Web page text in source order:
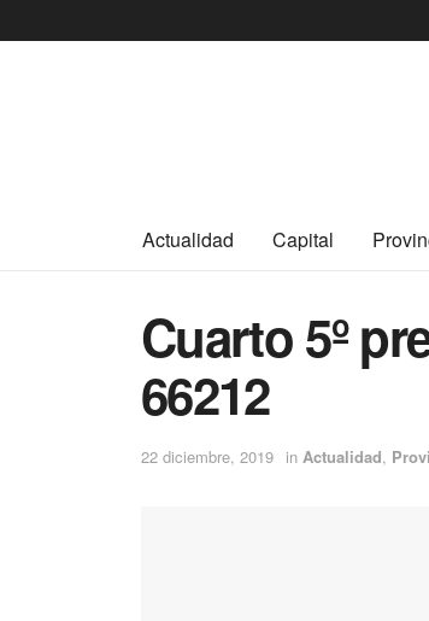
Actualidad Capital
Cuarto 5º
66212
22 diciembre, 2019 in Actualidad,